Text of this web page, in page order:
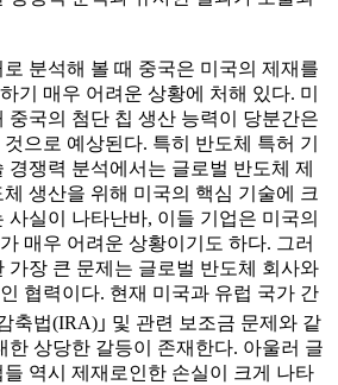
분석해 볼 때 중국은 미국의 제재를
기 매우 어려운 상황에 처해 있다. 미
중국의 첨단 칩 생산 능력이 당분간은
으로 예상된다. 특히 반도체 특허 기
경쟁력 분석에서는 글로벌 반도체 제
생산을 위해 미국의 핵심 기술에 크
사실이 나타난바, 이들 기업은 미국의
매우 어려운 상황이기도 하다. 그러
가장 큰 문제는 글로벌 반도체 회사와
협력이다. 현재 미국과 유럽 국가 간
축법(IRA)｣ 및 관련 보조금 문제와 같
한 상당한 갈등이 존재한다. 아울러 글
역시 제재로인한 손실이 크게 나타